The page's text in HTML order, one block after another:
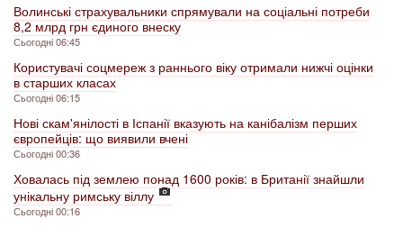
Волинські страхувальники спрямували на соціальні потреби
8,2 млрд грн єдиного внеску
Сьогодні 06:45
Користувачі соцмереж з раннього віку отримали нижчі оцінки
в старших класах
Сьогодні 06:15
Нові скам'янілості в Іспанії вказують на канібалізм перших
європейців: що виявили вчені
Сьогодні 00:36
Ховалась під землею понад 1600 років: в Британії знайшли
унікальну римську віллу
Сьогодні 00:16